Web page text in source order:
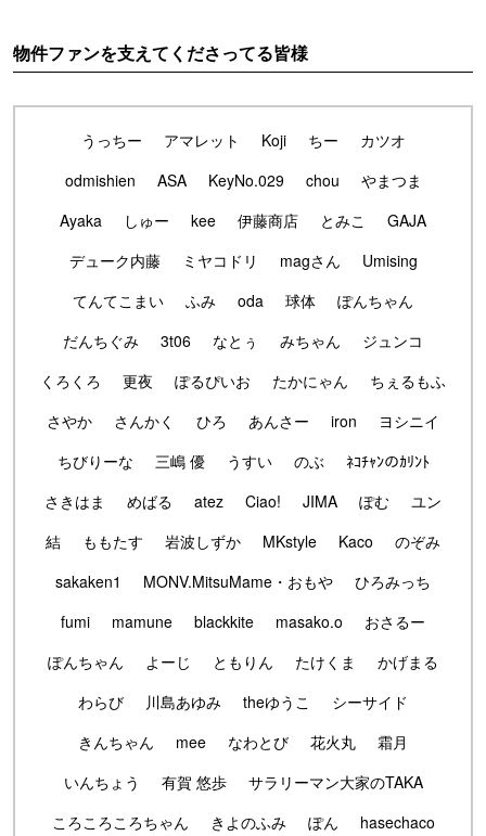
物件ファンを支えてくださってる皆様
うっちー アマレット Koji ちー
カツオ
odmishien
ASA KeyNo.029 chou
やまつま
Ayaka
しゅー kee 伊藤商店 とみこ
GAJA
デューク内藤
ミヤコドリ magさん
Umising
てんてこまい
ふみ oda 球体
ぽんちゃん
だんちぐみ
3t06 なとぅ みちゃん
ジュンコ
くろくろ
更夜 ぽるぴいお たかにゃん
ちぇるもふ
さやか
さんかく ひろ あんさー iron
ヨシニイ
ちびりーな
三嶋 優 うすい のぶ
ﾈｺﾁｬﾝのｶﾘﾝﾄ
さきはま
めばる atez Ciao! JIMA ぽむ
ユン
結
ももたす 岩波しずか MKstyle Kaco
のぞみ
sakaken1
MONV.MitsuMame・おもや
ひろみっち
fumi
mamune blackkite masako.o
おさるー
ぽんちゃん
よーじ ともりん たけくま
かげまる
わらび
川島あゆみ theゆうこ
シーサイド
きんちゃん
mee なわとび 花火丸
霜月
いんちょう
有賀 悠歩
サラリーマン大家のTAKA
ころころころちゃん
きよのふみ ぽん
hasechaco